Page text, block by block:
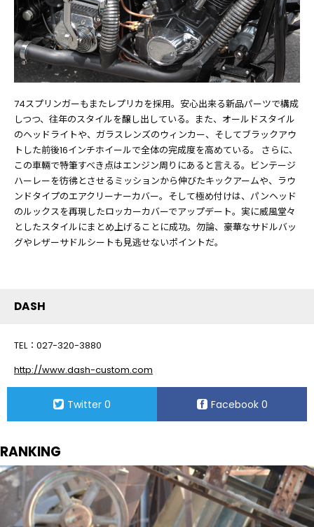
74スプリンガーもまたレプリカを採用。安心出来る新品パーツで構成
しつつ、往年のスタイルを醸し出している。また、オールドスタイル
のヘッドライトや、ガラスレンズのウィンカー、そしてブラックアウ
トした前後16インチホイールで全体の完成度を高めている。 さらに、
この車輛で特筆すべき点はエンジン周りにあると言える。ビンテージ
ハーレーを彷彿とさせるミッションから伸びたキックアームや、ラウ
ンドタイプのエアクリーナーカバー。そして極め付けは、パンヘッド
のルックスを再現したロッカーカバーでアップデート。実に威風堂々
としたスタイルにまとめ上げることに成功。勿論、豪華なサドルバッ
グやレザーサドルシートも見逃せないポイントだ。
DASH
TEL：027-320-3880
http://www.dash-custom.com
Twitter 0 Facebook 0
RANKING